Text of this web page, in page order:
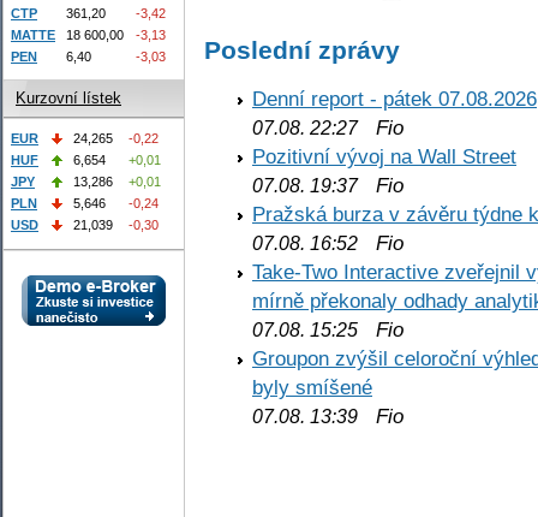
Poslední zprávy
Denní report - pátek 07.08.2026
07.08. 22:27Fio
Pozitivní vývoj na Wall Street
07.08. 19:37Fio
Pražská burza v závěru týdne
07.08. 16:52 Fio
Take-Two Interactive zveřejnil
mírně překonaly odhady
07.08. 15:25 Fio
Groupon zvýšil celoroční
byly smíšené
07.08. 13:39 Fio
CTP
361,20
-3,42
MATTE
18 600,00
-3,13
PEN
6,40 -3,03
Kurzovní lístek
EUR 24,265
-0,22
HUF
6,654
+0,01
JPY
13,286
+0,01
PLN
5,646
-0,24
USD
21,039 -0,30